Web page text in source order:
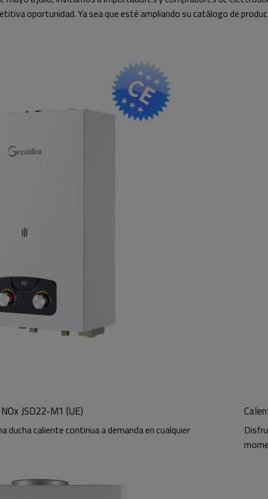
oportunidad. Ya sea que esté ampliando su catálogo de
JSD22-M1 (UE)
caliente continua a demanda en cualquier